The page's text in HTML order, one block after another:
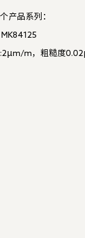
产品系列：
m，粗糙度